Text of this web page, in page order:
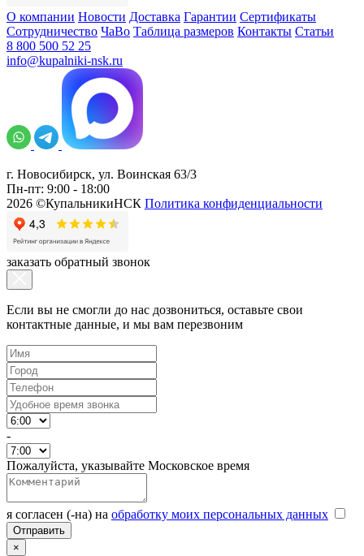
О компании Новости Доставка Гарантии Сертификаты
Сотрудничество ЧаВо Таблица размеров Контакты Статьи
8 800 500 52 25
info@kupalniki-nsk.ru
г. Новосибирск, ул. Воинская 63/3
Пн-пт: 9:00 - 18:00
2026 ©КупальникиНСК Политика конфиденциальности
заказать обратный звонок
Если вы не смогли до нас дозвониться, оставьте свои
контактные данные, и мы вам перезвоним
-
Пожалуйста, указывайте Московское время
я согласен (-на) на обработку моих персональных данных
×